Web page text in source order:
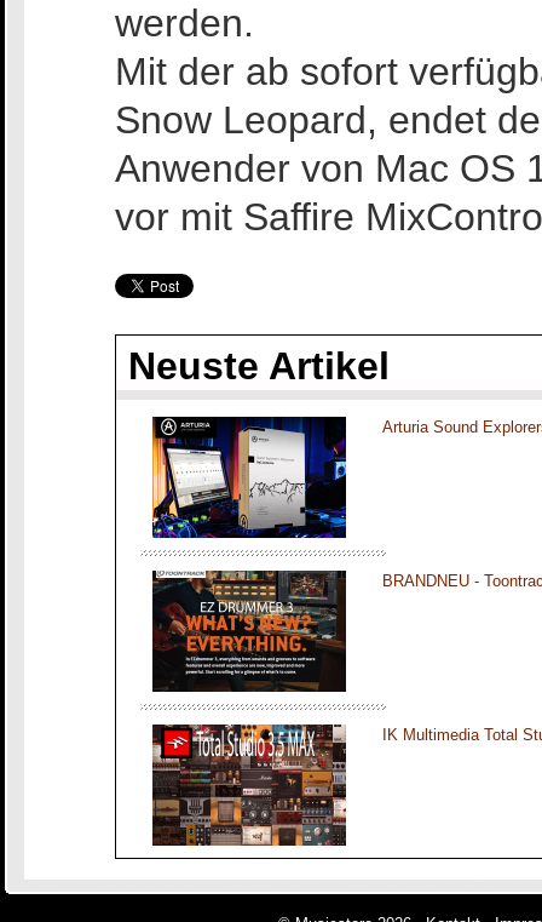
werden.
Mit der ab sofort
Snow Leopard, endet
Anwender von Mac OS
vor mit Saffire
Neuste Artikel
Arturia Sound
BRANDNEU -
IK Multimedia Total